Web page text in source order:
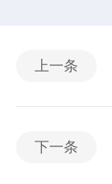
上一条
下一条